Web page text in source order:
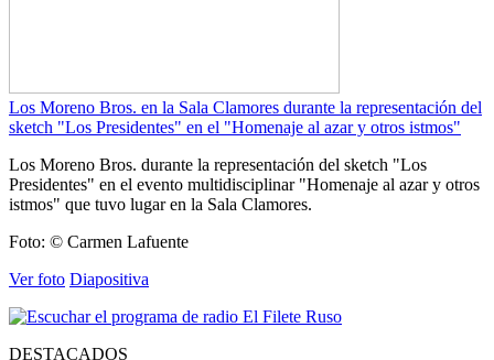
Los Moreno Bros. en la Sala Clamores durante la representación del
sketch "Los Presidentes" en el "Homenaje al azar y otros istmos"
Los Moreno Bros. durante la representación del sketch "Los
Presidentes" en el evento multidisciplinar "Homenaje al azar y otros
istmos" que tuvo lugar en la Sala Clamores.
Foto: © Carmen Lafuente
Ver foto Diapositiva
DESTACADOS